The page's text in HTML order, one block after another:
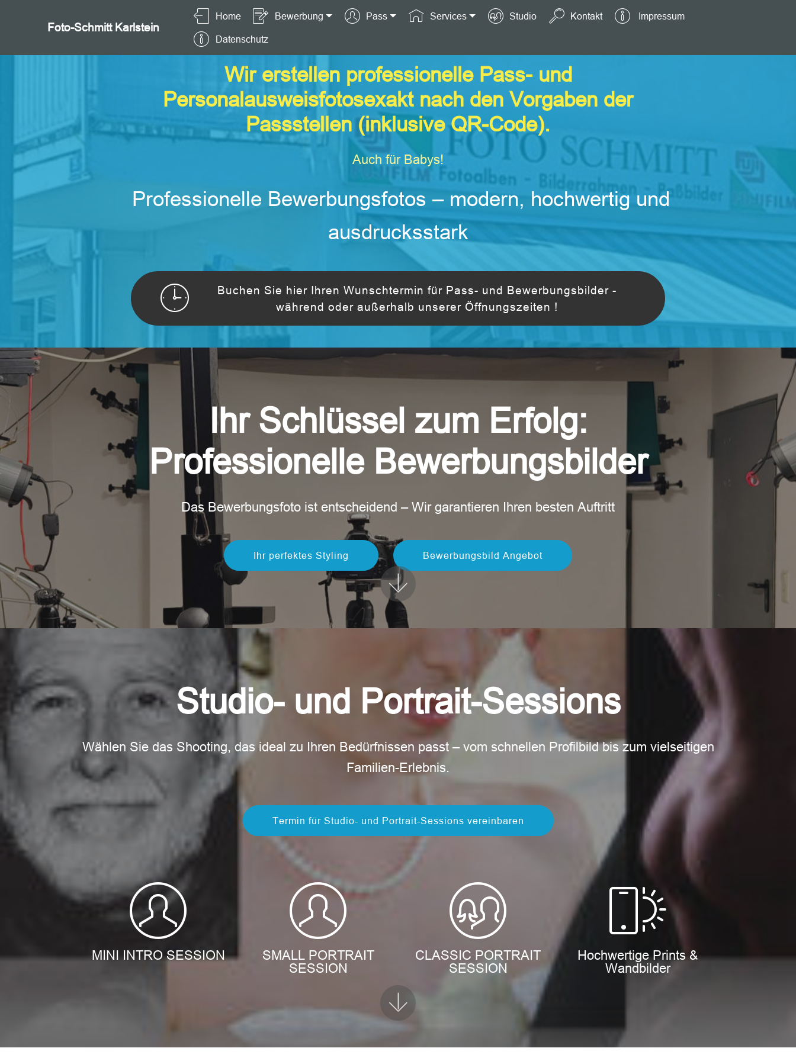
Foto-Schmitt Karlstein
Home Bewerbung Pass Services Studio Kontakt Impressum
Datenschutz
Wir erstellen professionelle Pass- und
Personalausweisfotosexakt nach den Vorgaben der
Passstellen (inklusive QR-Code).
Auch für Babys!
Professionelle Bewerbungsfotos – modern, hochwertig und
ausdrucksstark
Buchen Sie hier Ihren Wunschtermin für Pass- und Bewerbungsbilder -
während oder außerhalb unserer Öffnungszeiten !
Ihr Schlüssel zum Erfolg:
Professionelle Bewerbungsbilder
Das Bewerbungsfoto ist entscheidend – Wir garantieren Ihren besten Auftritt
Ihr perfektes Styling Bewerbungsbild Angebot
Studio- und Portrait-Sessions
Wählen Sie das Shooting, das ideal zu Ihren Bedürfnissen passt – vom schnellen Profilbild bis zum vielseitigen
Familien-Erlebnis.
Termin für Studio- und Portrait-Sessions vereinbaren
MINI INTRO SESSION
SMALL PORTRAIT
SESSION
CLASSIC PORTRAIT
SESSION
Hochwertige Prints &
Wandbilder